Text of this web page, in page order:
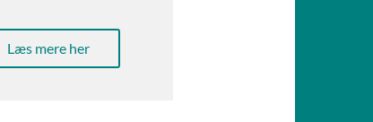
Læs mere her